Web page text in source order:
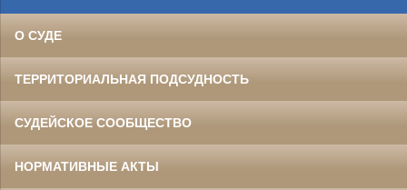
О СУДЕ
ТЕРРИТОРИАЛЬНАЯ ПОДСУДНОСТЬ
СУДЕЙСКОЕ СООБЩЕСТВО
НОРМАТИВНЫЕ АКТЫ